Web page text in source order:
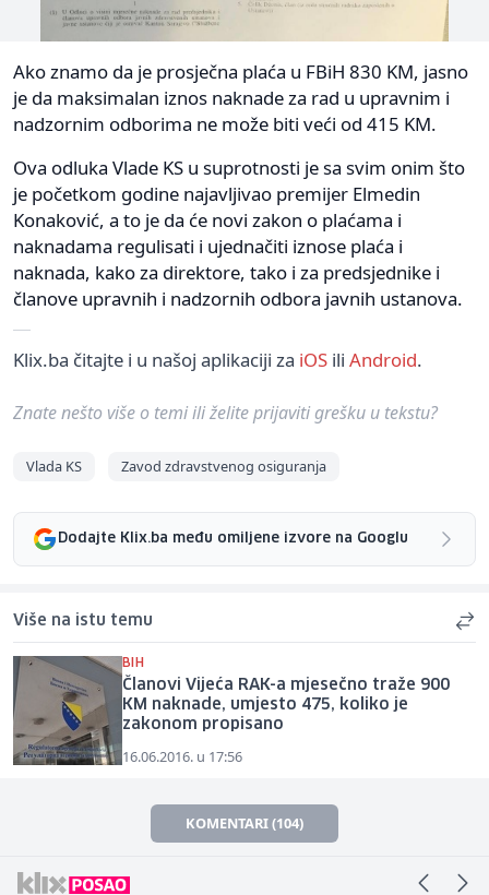
Ako znamo da je prosječna plaća u FBiH 830 KM, jasno
je da maksimalan iznos naknade za rad u upravnim i
nadzornim odborima ne može biti veći od 415 KM.
Ova odluka Vlade KS u suprotnosti je sa svim onim što
je početkom godine najavljivao premijer Elmedin
Konaković, a to je da će novi zakon o plaćama i
naknadama regulisati i ujednačiti iznose plaća i
naknada, kako za direktore, tako i za predsjednike i
članove upravnih i nadzornih odbora javnih ustanova.
Klix.ba čitajte i u našoj aplikaciji za iOS ili Android.
Znate nešto više o temi ili želite prijaviti grešku u tekstu?
Vlada KS Zavod zdravstvenog osiguranja
Dodajte Klix.ba među omiljene izvore na Googlu
Više na istu temu
BIH
Članovi Vijeća RAK-a mjesečno traže 900
KM naknade, umjesto 475, koliko je
zakonom propisano
16.06.2016. u 17:56
KOMENTARI (104)